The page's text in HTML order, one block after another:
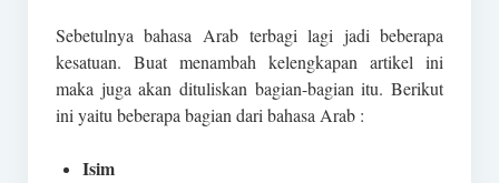
Sebetulnya bahasa Arab terbagi lagi jadi beberapa
kesatuan. Buat menambah kelengkapan artikel ini
maka juga akan dituliskan bagian-bagian itu. Berikut
ini yaitu beberapa bagian dari bahasa Arab :
Isim